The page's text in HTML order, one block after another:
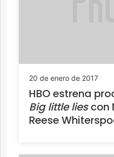
20 de enero de 2017
HBO estrena
Big little liescon
Reese